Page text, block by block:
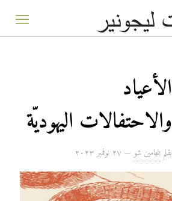
الأعياد
والاحتفالات اليهوديّة
بقلم بنجامين شو — ۲۷ نوفمبر ۲۰۲۳